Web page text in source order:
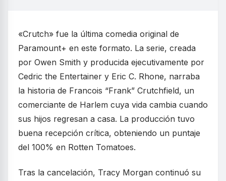
«Crutch» fue la última comedia original de
Paramount+ en este formato. La serie, creada
por Owen Smith y producida ejecutivamente por
Cedric the Entertainer y Eric C. Rhone, narraba
la historia de Francois “Frank” Crutchfield, un
comerciante de Harlem cuya vida cambia cuando
sus hijos regresan a casa. La producción tuvo
buena recepción crítica, obteniendo un puntaje
del 100% en Rotten Tomatoes.
Tras la cancelación, Tracy Morgan continuó su